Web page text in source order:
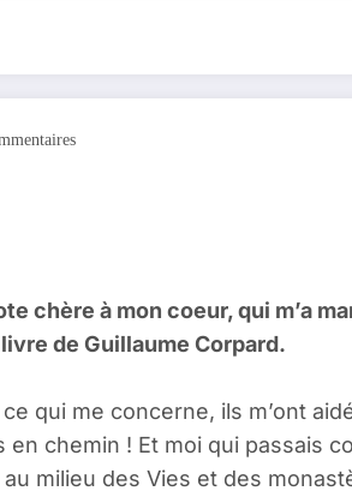
chère à mon coeur, qui m’a
de Guillaume Corpard.
qui me concerne, ils m’ont
chemin ! Et moi qui passais
milieu des Vies et des